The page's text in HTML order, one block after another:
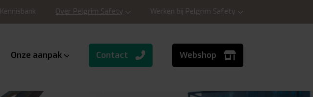
Kennisbank Over Pelgrim Safety Werken bij Pelgrim Safety
Onze aanpak Contact Webshop